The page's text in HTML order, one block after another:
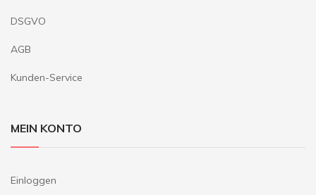
DSGVO
AGB
Kunden-Service
MEIN KONTO
Einloggen